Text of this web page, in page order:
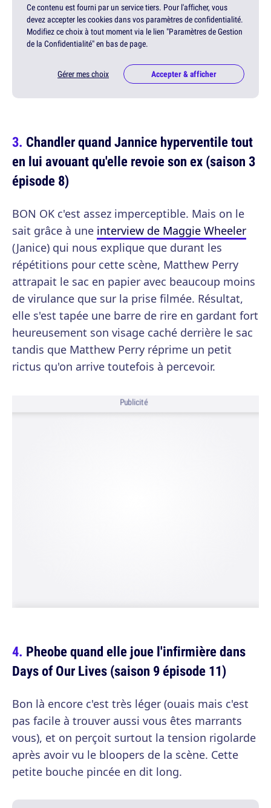
Ce contenu est fourni par un service tiers. Pour l'afficher, vous
devez accepter les cookies dans vos paramètres de confidentialité.
Modifiez ce choix à tout moment via le lien "Paramètres de Gestion
de la Confidentialité" en bas de page.
Gérer mes choix Accepter & afficher
Chandler quand Jannice hyperventile tout
en lui avouant qu'elle revoie son ex (saison 3
épisode 8)
BON OK c'est assez imperceptible. Mais on le
sait grâce à une interview de Maggie Wheeler
(Janice) qui nous explique que durant les
répétitions pour cette scène, Matthew Perry
attrapait le sac en papier avec beaucoup moins
de virulance que sur la prise filmée. Résultat,
elle s'est tapée une barre de rire en gardant fort
heureusement son visage caché derrière le sac
tandis que Matthew Perry réprime un petit
rictus qu'on arrive toutefois à percevoir.
Publicité
Pheobe quand elle joue l'infirmière dans
Days of Our Lives (saison 9 épisode 11)
Bon là encore c'est très léger (ouais mais c'est
pas facile à trouver aussi vous êtes marrants
vous), et on perçoit surtout la tension rigolarde
après avoir vu le bloopers de la scène. Cette
petite bouche pincée en dit long.